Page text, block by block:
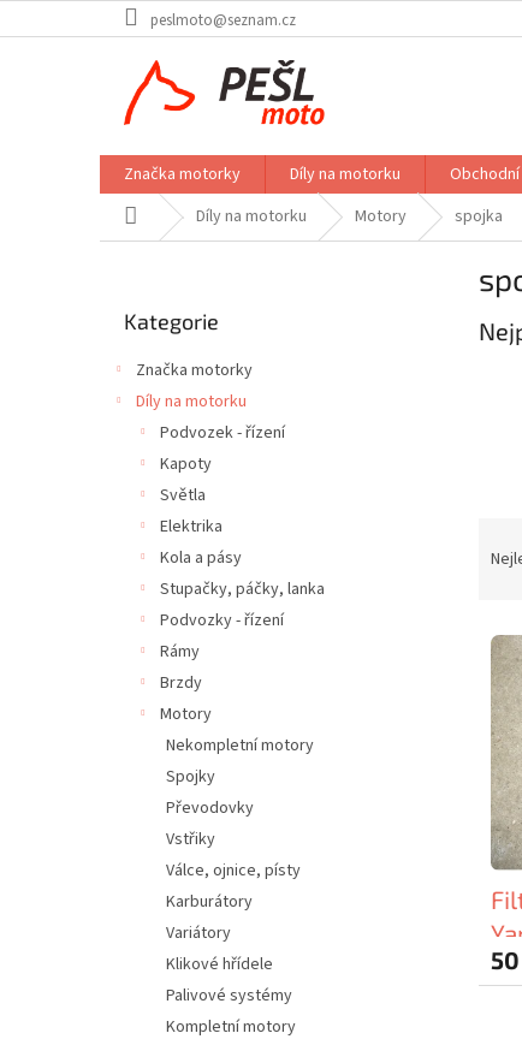
na
peslmoto@seznam.cz
Značka motorky Díly na motorku
Domů Díly na motorku Motory spojka
kategorie
Kategorie
Značka motorky
Díly na motorku
Podvozek - řízení
Kapoty
Světla
Elektrika
Kola a pásy
Stupačky, páčky, lanka
Podvozky - řízení
Rámy
Brzdy
Motory
Nekompletní motory
Spojky
Převodovky
Vstřiky
Válce, ojnice, písty
Karburátory
Variátory
Klikové hřídele
Palivové systémy
Kompletní motory
n
p
V
p
p